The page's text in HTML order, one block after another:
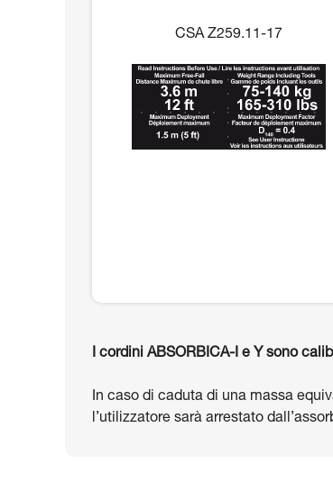
CSA Z259.11-17
I cordini ABSORBICA-I e Y sono
In caso di caduta di una massa
l’utilizzatore sarà arrestato